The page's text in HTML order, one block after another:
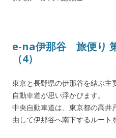
e-na伊那谷 旅便り
（4）
東京と長野県の伊那谷を結ぶ主
自動車道が思い浮かびます。
中央自動車道は、東京都の高井
由して伊那谷へ南下するルート